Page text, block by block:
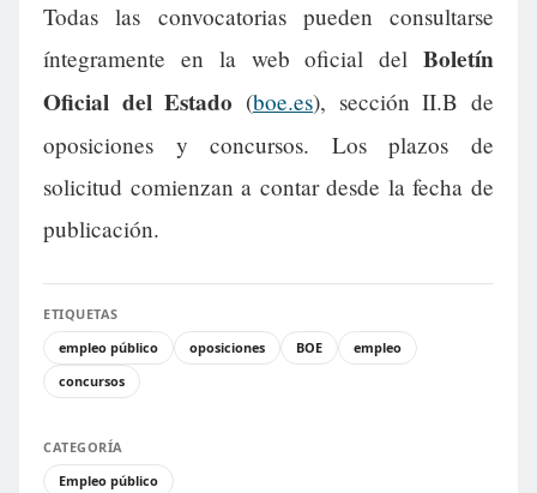
Todas las convocatorias pueden consultarse
íntegramente en la web oficial del Boletín
Oficial del Estado (boe.es), sección II.B de
oposiciones y concursos. Los plazos de
solicitud comienzan a contar desde la fecha de
publicación.
ETIQUETAS
empleo público
oposiciones BOE
empleo
concursos
CATEGORÍA
Empleo público